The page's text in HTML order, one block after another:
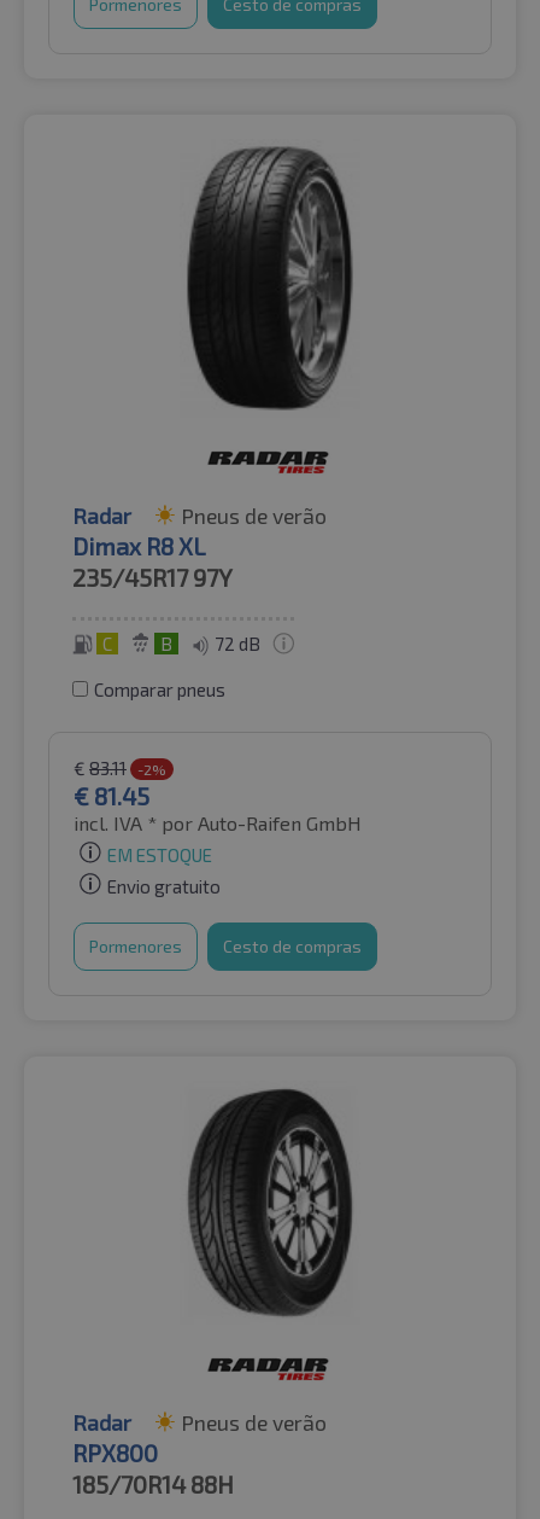
Pormenores Cesto de compras
Radar Pneus de verão
Dimax R8 XL
235/45R17 97Y
C B 72 dB
Comparar pneus
€ 83.11 -2%
€ 81.45
incl. IVA * por Auto-Raifen GmbH
EM ESTOQUE
Envio gratuito
Pormenores Cesto de compras
Radar Pneus de verão
RPX800
185/70R14 88H